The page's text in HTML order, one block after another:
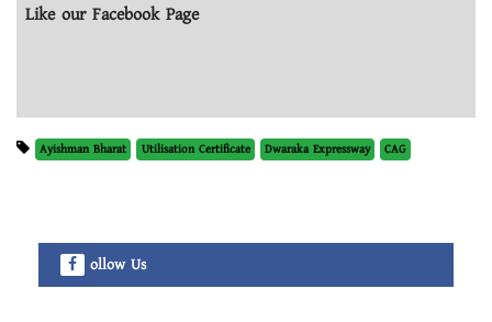
Like our Facebook Page
Ayishman Bharat Utilisation Certificate Dwaraka Expressway CAG
ollow Us